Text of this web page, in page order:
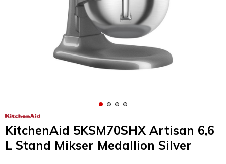
KitchenAid 5KSM70SHX Artisan 6,6
L Stand Mikser Medallion Silver